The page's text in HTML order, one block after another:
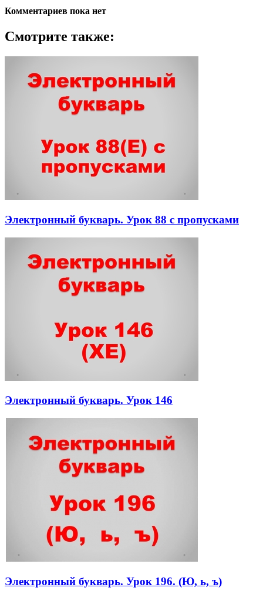
Комментариев пока нет
Смотрите также:
Электронный букварь. Урок 88 с пропусками
Электронный букварь. Урок 146
Электронный букварь. Урок 196. (Ю, ь, ъ)